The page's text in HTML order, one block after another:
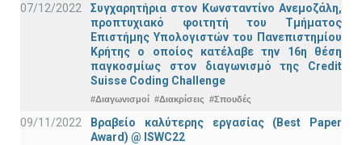
07/12/2022
Συγχαρητήρια στον Κωνσταντίνο Ανεμοζάλη,
προπτυχιακό φοιτητή του Τμήματος
Επιστήμης Υπολογιστών του Πανεπιστημίου
Κρήτης ο οποίος κατέλαβε την 16η θέση
παγκοσμίως στον διαγωνισμό της Credit
Suisse Coding Challenge
#Διαγωνισμοί #Διακρίσεις #Σπουδές
09/11/2022
Βραβείο καλύτερης εργασίας (Best Paper
Award) @ ISWC22